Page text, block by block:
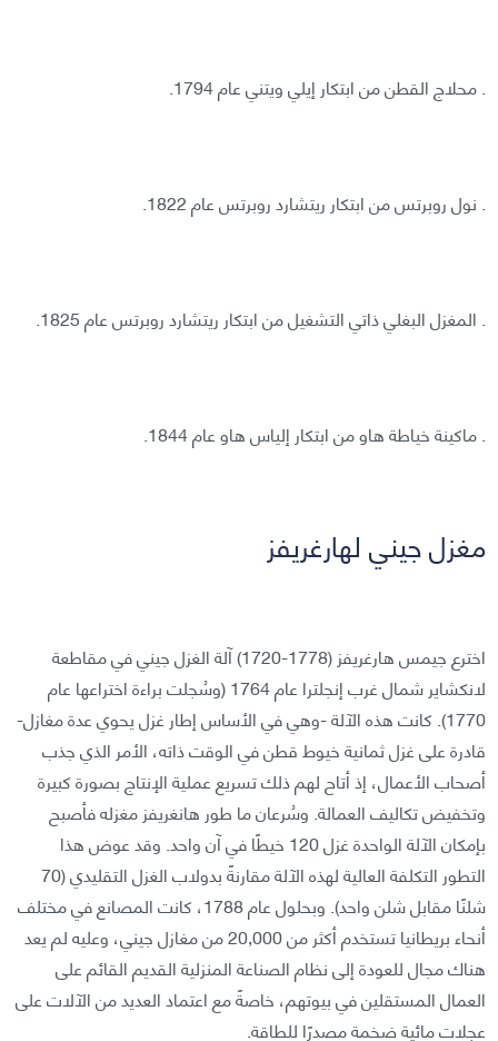
. محلاج القطن من ابتكار إيلي ويتني عام 1794.
. نول روبرتس من ابتكار ريتشارد روبرتس عام 1822.
. المغزل البغلي ذاتي التشغيل من ابتكار ريتشارد روبرتس عام 1825.
. ماكينة خياطة هاو من ابتكار إلياس هاو عام 1844.
مغزل جيني لهارغريفز
اخترع جيمس هارغريفز (1778-1720) آلة الغزل جيني في مقاطعة
لانكشاير شمال غرب إنجلترا عام 1764 (وسُجلت براءة اختراعها عام
1770). كانت هذه الآلة -وهي في الأساس إطار غزل يحوي عدة مغازل-
قادرة على غزل ثمانية خيوط قطن في الوقت ذاته، الأمر الذي جذب
أصحاب الأعمال، إذ أتاح لهم ذلك تسريع عملية الإنتاج بصورة كبيرة
وتخفيض تكاليف العمالة. وسُرعان ما طور هانغريفز مغزله فأصبح
بإمكان الآلة الواحدة غزل 120 خيطًا في آن واحد. وقد عوض هذا
التطور التكلفة العالية لهذه الآلة مقارنةً بدولاب الغزل التقليدي (70
شلنًا مقابل شلن واحد). وبحلول عام 1788، كانت المصانع في مختلف
أنحاء بريطانيا تستخدم أكثر من 20,000 من مغازل جيني، وعليه لم يعد
هناك مجال للعودة إلى نظام الصناعة المنزلية القديم القائم على
العمال المستقلين في بيوتهم، خاصةً مع اعتماد العديد من الآلات على
عجلات مائية ضخمة مصدرًا للطاقة.